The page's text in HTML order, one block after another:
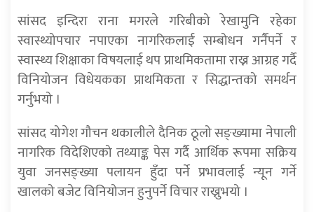
सांसद इन्दिरा राना मगरले गरिबीको रेखामुनि रहेका
स्वास्थ्योपचार नपाएका नागरिकलाई सम्बोधन गर्नैपर्ने र
स्वास्थ्य शिक्षाका विषयलाई थप प्राथमिकतामा राख्न आग्रह गर्दै
विनियोजन विधेयकका प्राथमिकता र सिद्धान्तको समर्थन
गर्नुभयो ।
सांसद योगेश गौचन थकालीले दैनिक ठूलो सङ्ख्यामा नेपाली
नागरिक विदेशिएको तथ्याङ्क पेस गर्दै आर्थिक रूपमा सक्रिय
युवा जनसङ्ख्या पलायन हुँदा पर्ने प्रभावलाई न्यून गर्ने
खालको बजेट विनियोजन हुनुपर्ने विचार राख्नुभयो ।